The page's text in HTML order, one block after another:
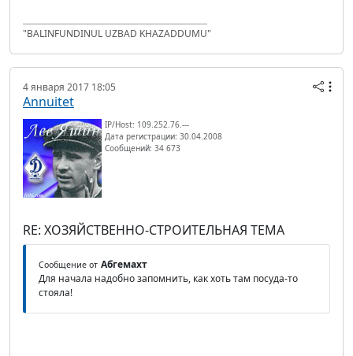
"BALINFUNDINUL UZBAD KHAZADDUMU"
4 января 2017 18:05
Annuitet
IP/Host: 109.252.76.---
Дата регистрации: 30.04.2008
Сообщений: 34 673
RE: ХОЗЯЙСТВЕННО-СТРОИТЕЛЬНАЯ ТЕМА
Сообщение от Абгемахт
Для начала надобно запомнить, как хоть там посуда-то
стояла!